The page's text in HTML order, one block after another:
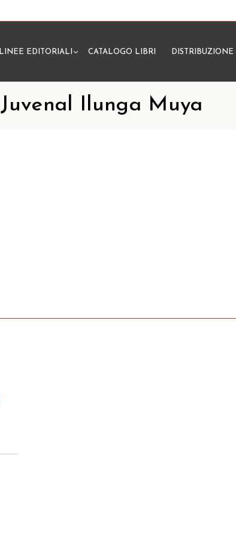
LINEE EDITORIALI CATALOGO LIBRI DISTRIBUZIONE
Juvenal Ilunga Muya